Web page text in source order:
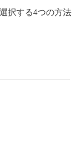
択する4つの方法